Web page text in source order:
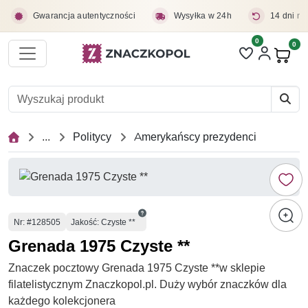
Gwarancja autentyczności Wysyłka w 24h 14 dni
Liczba pozycji
0 0
... Politycy Amerykańscy prezydenci
Numer
Nr: #128505 Jakość: Czyste **
Grenada 1975 Czyste **
Znaczek pocztowy Grenada 1975 Czyste **w sklepie
filatelistycznym Znaczkopol.pl. Duży wybór znaczków dla
każdego kolekcjonera